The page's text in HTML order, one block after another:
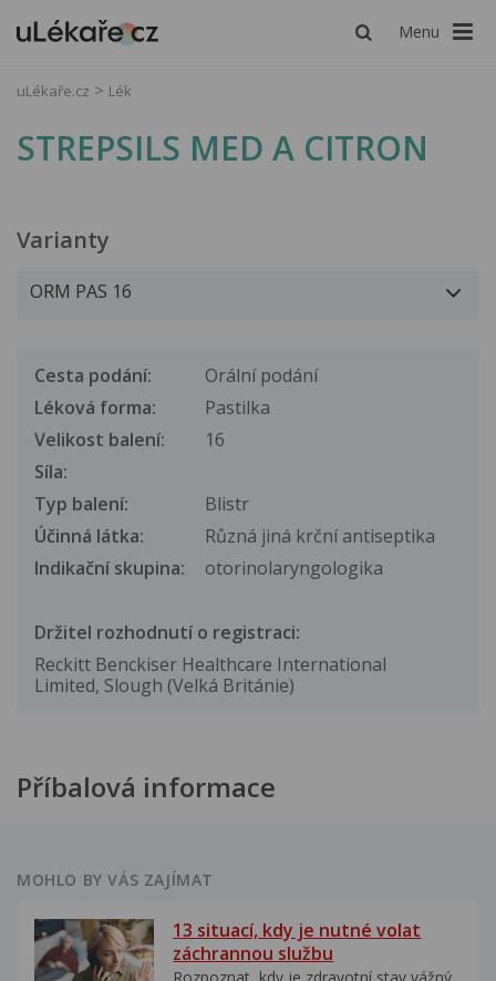
Menu
uLékaře.cz Lék
STREPSILS MED A CITRON
Varianty
Cesta podání:
Orální podání
Léková forma:
Pastilka
Velikost balení:
16
Síla:
Typ balení:
Blistr
Účinná látka:
Různá jiná krční antiseptika
Indikační skupina:
otorinolaryngologika
Držitel rozhodnutí o registraci:
Reckitt Benckiser Healthcare International
Limited, Slough (Velká Británie)
Příbalová informace
MOHLO BY VÁS ZAJÍMAT
13 situací, kdy je nutné volat
záchrannou službu
Rozpoznat, kdy je zdravotní stav vážný